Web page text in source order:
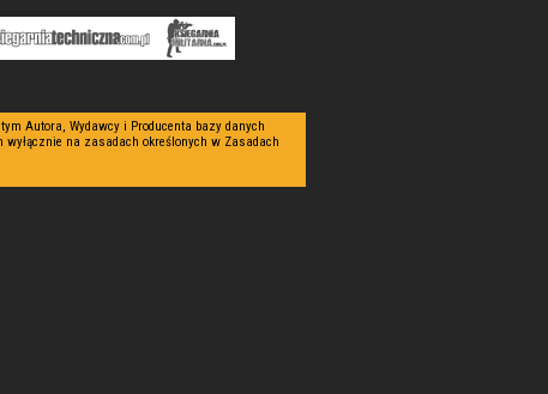
tym Autora, Wydawcy i Producenta bazy danych
na zasadach określonych w Zasadach